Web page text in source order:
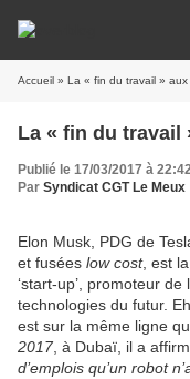
Accueil » La « fin du travail » aux
La « fin du travail
Publié le 17/03/2017 à
Par Syndicat CGT Le Meux
Elon Musk, PDG de
et fusées low cost, est
‘start-up’, promoteur
technologies du futur.
est sur la même ligne
2017, à Dubaï, il a
d’emplois qu’un robot